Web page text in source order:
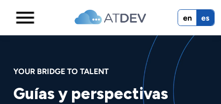
en es
YOUR BRIDGE TO TALENT
Guías y perspectivas